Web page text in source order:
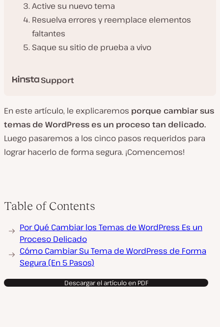
Active su nuevo tema
Resuelva errores y reemplace elementos
faltantes
Saque su sitio de prueba a vivo
Support
En este artículo, le explicaremos porque cambiar sus
temas de WordPress es un proceso tan delicado.
Luego pasaremos a los cinco pasos requeridos para
lograr hacerlo de forma segura. ¡Comencemos!
Table of Contents
Por Qué Cambiar los Temas de WordPress Es un
Proceso Delicado
Cómo Cambiar Su Tema de WordPress de Forma
Segura (En 5 Pasos)
Descargar el artículo en PDF